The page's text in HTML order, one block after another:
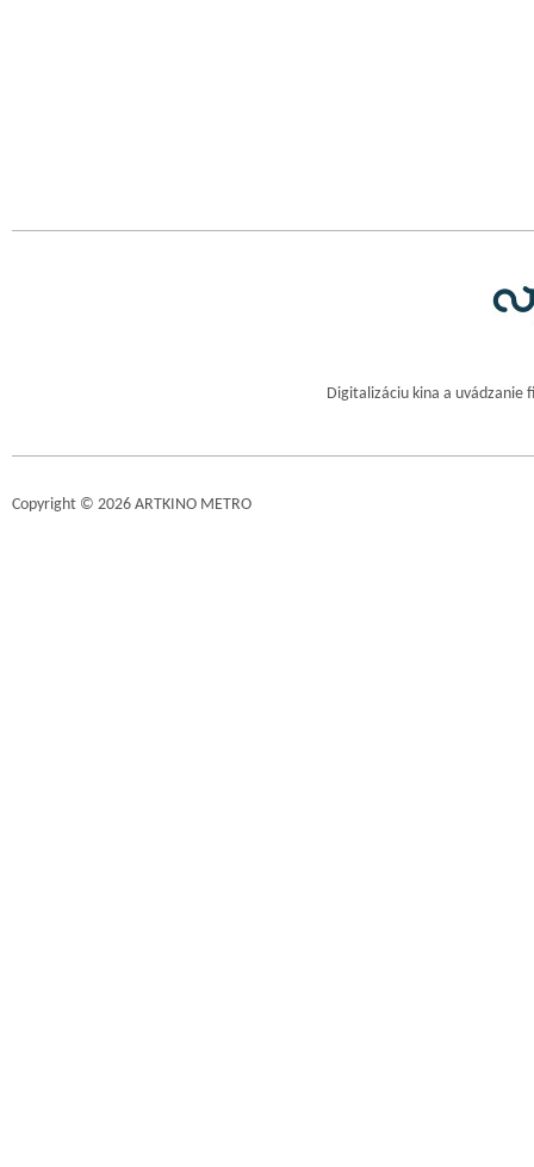
Digitalizáciu kina a uvádzanie
Copyright © 2026 ARTKINO METRO